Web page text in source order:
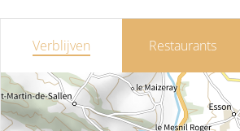
Verblijven Restaurants